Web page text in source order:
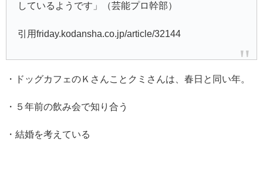
しているようです」（芸能プロ幹部）
引用friday.kodansha.co.jp/article/32144
・ドッグカフェのＫさんことクミさんは、春日と同い年。
・５年前の飲み会で知り合う
・結婚を考えている